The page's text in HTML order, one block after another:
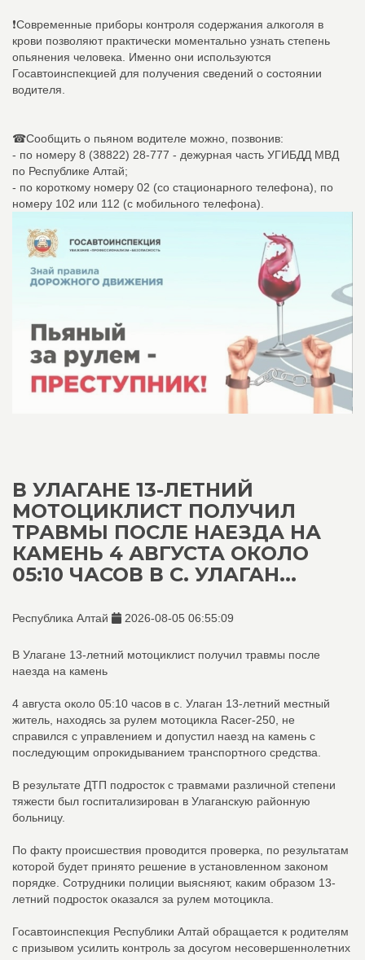
❗Современные приборы контроля содержания алкоголя в
крови позволяют практически моментально узнать степень
опьянения человека. Именно они используются
Госавтоинспекцией для получения сведений о состоянии
водителя.
☎Сообщить о пьяном водителе можно, позвонив:
- по номеру 8 (38822) 28-777 - дежурная часть УГИБДД МВД
по Республике Алтай;
- по короткому номеру 02 (со стационарного телефона), по
номеру 102 или 112 (с мобильного телефона).
В УЛАГАНЕ 13-ЛЕТНИЙ
МОТОЦИКЛИСТ ПОЛУЧИЛ
ТРАВМЫ ПОСЛЕ НАЕЗДА НА
КАМЕНЬ 4 АВГУСТА ОКОЛО
05:10 ЧАСОВ В С. УЛАГАН...
Республика Алтай 2026-08-05 06:55:09
В Улагане 13-летний мотоциклист получил травмы после
наезда на камень
4 августа около 05:10 часов в с. Улаган 13-летний местный
житель, находясь за рулем мотоцикла Racer-250, не
справился с управлением и допустил наезд на камень с
последующим опрокидыванием транспортного средства.
В результате ДТП подросток с травмами различной степени
тяжести был госпитализирован в Улаганскую районную
больницу.
По факту происшествия проводится проверка, по результатам
которой будет принято решение в установленном законом
порядке. Сотрудники полиции выясняют, каким образом 13-
летний подросток оказался за рулем мотоцикла.
Госавтоинспекция Республики Алтай обращается к родителям
с призывом усилить контроль за досугом несовершеннолетних